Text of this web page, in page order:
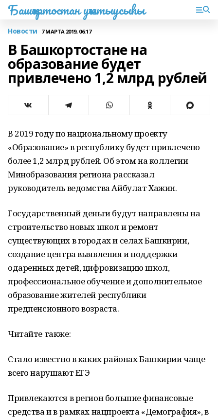
Башҡортостан уҡытыусыһы
Новости 7 МАРТА 2019, 06:17
В Башкортостане на
образование будет
привлечено 1,2 млрд рублей
В 2019 году по национальному проекту
«Образование» в республику будет привлечено
более 1,2 млрд рублей. Об этом на коллегии
Минобразования региона рассказал
руководитель ведомства Айбулат Хажин.
Государственный деньги будут направлены на
строительство новых школ и ремонт
существующих в городах и селах Башкирии,
создание центра выявления и поддержки
одаренных детей, цифровизацию школ,
профессиональное обучение и дополнительное
образование жителей республики
предпенсионного возраста.
Читайте также:
Стало известно в каких районах Башкирии чаще
всего нарушают ЕГЭ
Привлекаются в регион большие финансовые
средства и в рамках нацпроекта «Демография», в